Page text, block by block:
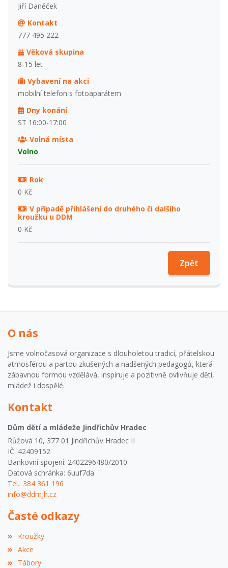
Jiří Daněček
Kontakt
777 495 222
Věková skupina
8-15 let
Vybavení na akci
mobilní telefon s fotoaparátem
Dny konání
ST 16:00-17:00
Volná místa
Volno
Rok
0 Kč
V případě přihlášení do druhého či dalšího
kroužku u DDM
0 Kč
Zpět
O nás
Jsme volnočasová organizace s dlouholetou tradicí, přátelskou
atmosférou a partou zkušených a nadšených pedagogů, která
zábavnou formou vzdělává, inspiruje a pozitivně ovlivňuje děti,
mládež i dospělé.
Kontakt
Dům dětí a mládeže Jindřichův Hradec
Růžová 10, 377 01 Jindřichův Hradec II
IČ: 42409152
Bankovní spojení: 2402296480/2010
Datová schránka: 6uuf7da
Tel.: 384 361 196
info@ddmjh.cz
Časté odkazy
Kroužky
Akce
Tábory